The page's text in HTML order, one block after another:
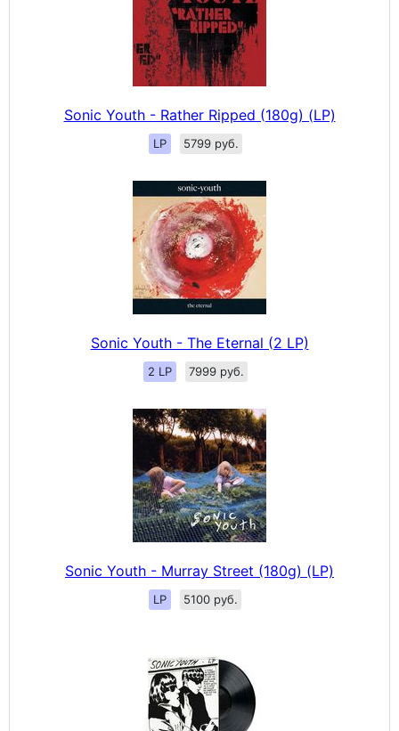
Sonic Youth - Rather Ripped (180g) (LP)
LP 5799 руб.
Sonic Youth - The Eternal (2 LP)
2 LP 7999 руб.
Sonic Youth - Murray Street (180g) (LP)
LP 5100 руб.